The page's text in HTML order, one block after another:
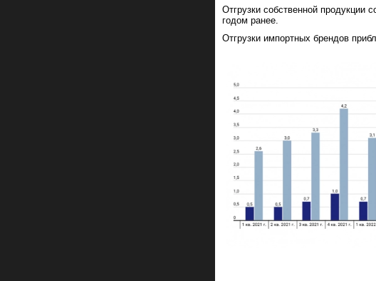
Отгрузки собственной продукции
годом ранее.
Отгрузки импортных брендов